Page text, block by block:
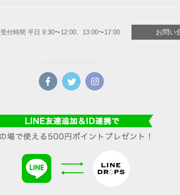
受付時間 平日 9:30〜12:00、13:00〜17:00 お問い